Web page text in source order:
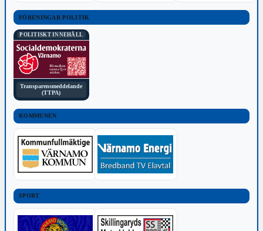
FÖRENINGAR POLITIK
POLITISKT INNEHÅLL
Transparensmeddelande
(TTPA)
KOMMUNEN
SPORT